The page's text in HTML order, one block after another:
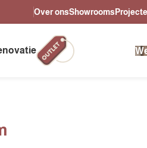
afspraken. Altijd persoonlijk
Over onsShowrooms